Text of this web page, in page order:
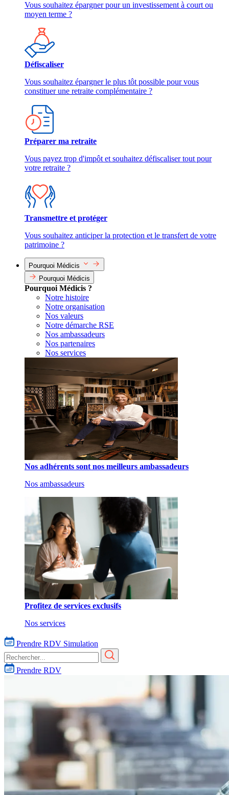
Vous souhaitez épargner pour un investissement à court ou
moyen terme ?
Défiscaliser
Vous souhaitez épargner le plus tôt possible pour vous
constituer une retraite complémentaire ?
Préparer ma retraite
Vous payez trop d'impôt et souhaitez défiscaliser tout pour
votre retraite ?
Transmettre et protéger
Vous souhaitez anticiper la protection et le transfert de votre
patrimoine ?
Pourquoi Médicis
Pourquoi Médicis
Pourquoi Médicis ?
Notre histoire
Notre organisation
Nos valeurs
Notre démarche RSE
Nos ambassadeurs
Nos partenaires
Nos services
Nos adhérents sont nos meilleurs ambassadeurs
Nos ambassadeurs
Profitez de services exclusifs
Nos services
Prendre RDV Simulation
Prendre RDV